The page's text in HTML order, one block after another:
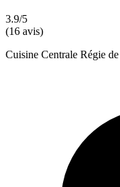
3.9/5
(16 avis)
Cuisine Centrale Régie